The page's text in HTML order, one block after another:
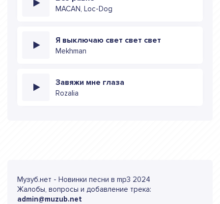
MACAN, Loc-Dog
Я выключаю свет свет свет
Mekhman
Завяжи мне глаза
Rozalia
Музуб.нет - Новинки песни в mp3 2024
Жалобы, вопросы и добавление трека:
admin@muzub.net